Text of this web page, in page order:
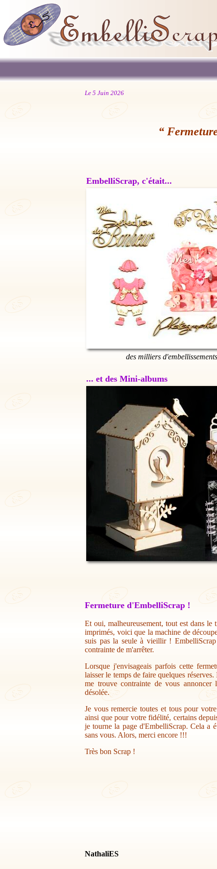
Le 5 Juin 2026
“
EmbelliScrap, c'était...
des milliers
... et des Mini-albums
Fermeture d'EmbelliScrap !
Et oui, malheureusement, tout est dans
imprimés, voici que la machine de
suis pas la seule à vieillir !
contrainte de m'arrêter.
Lorsque j'envisageais parfois cette
laisser le temps de faire quelques
me trouve contrainte de vous annoncer
désolée.
Je vous remercie toutes et tous pour
ainsi que pour votre fidélité, certains
je tourne la page d'EmbelliScrap. Cela a
sans vous. Alors, merci encore !!!
Très bon Scrap !
NathaliES